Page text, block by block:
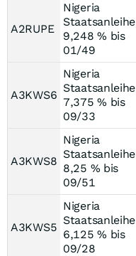
A2RUPE
Nigeria
Staatsanleihe
9,248 % bis
01/49
A3KWS6
Nigeria
Staatsanleihe
7,375 % bis
09/33
A3KWS8
Nigeria
Staatsanleihe
8,25 % bis
09/51
A3KWS5
Nigeria
Staatsanleihe
6,125 % bis
09/28